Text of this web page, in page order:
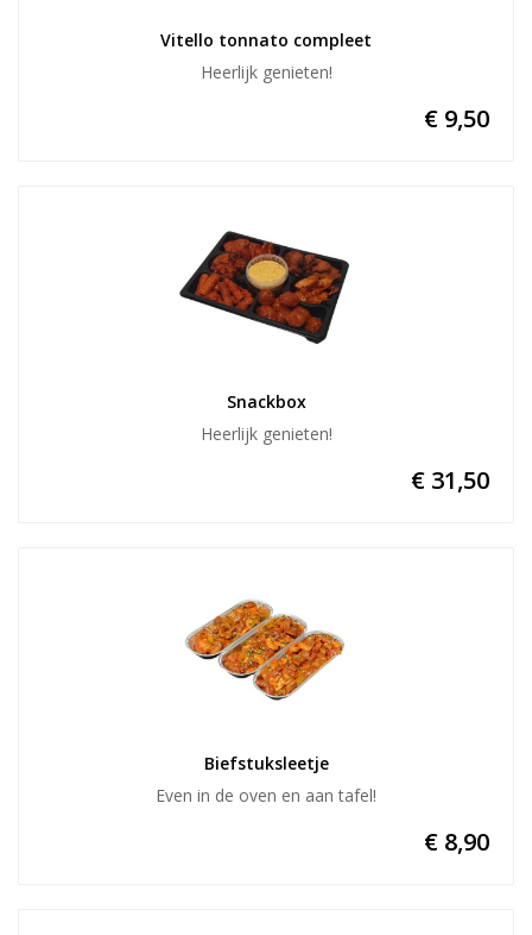
Vitello tonnato compleet
Heerlijk genieten!
€ 9,50
Snackbox
Heerlijk genieten!
€ 31,50
Biefstuksleetje
Even in de oven en aan tafel!
€ 8,90